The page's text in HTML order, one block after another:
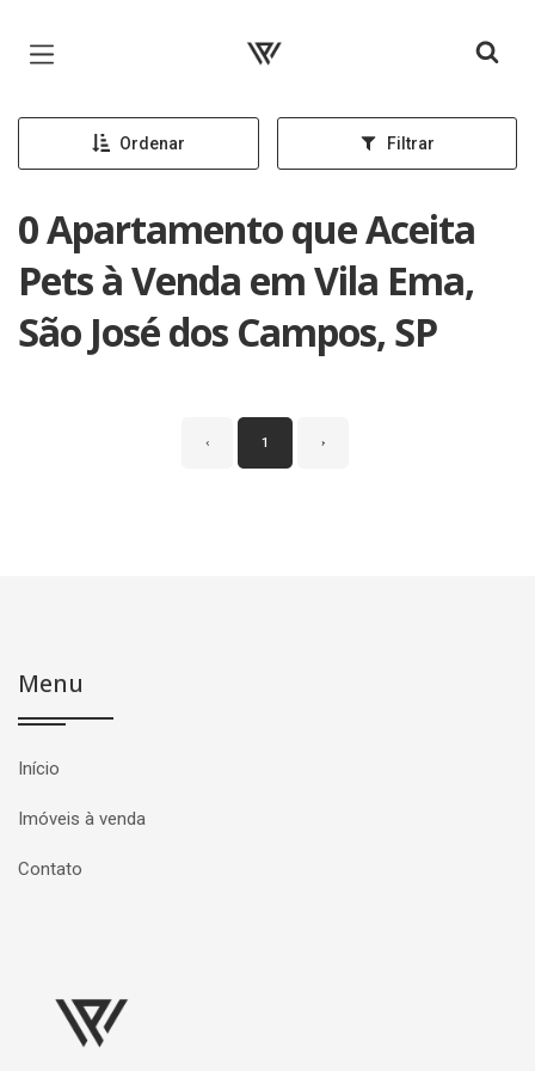
Página inicial
Ordenar Filtrar
0 Apartamento que Aceita
Pets à Venda em Vila Ema,
São José dos Campos, SP
‹ 1 ›
Menu
Início
Imóveis à venda
Contato